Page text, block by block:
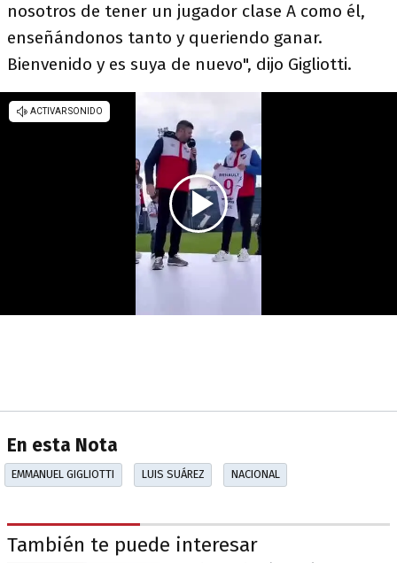
nosotros de tener un jugador clase A como él,
enseñándonos tanto y queriendo ganar.
Bienvenido y es suya de nuevo", dijo Gigliotti.
En esta Nota
EMMANUEL GIGLIOTTI LUIS SUÁREZ NACIONAL
También te puede interesar